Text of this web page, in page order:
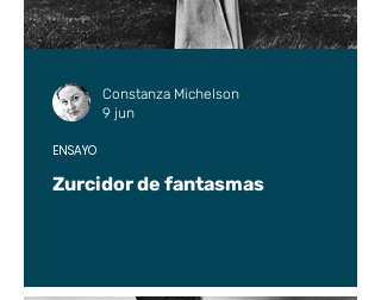
Zurcidor de fantasmas
ENSAYO
Constanza Michelson
9 jun